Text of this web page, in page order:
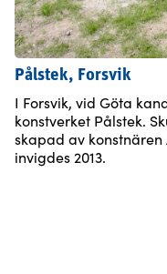
Pålstek, Forsvik
I Forsvik, vid Göta
konstverket Pålstek.
skapad av konstnären
invigdes 2013.